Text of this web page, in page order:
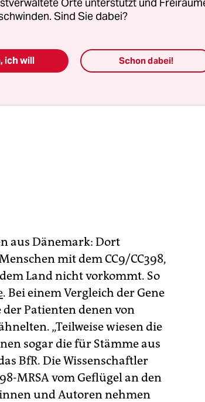
aus Dänemark: Dort
mit dem CC9/CC398,
Land nicht vorkommt. So
. Bei einem Vergleich der Gene
der Patienten denen von
„Teilweise wiesen die
sogar die für Stämme aus
BfR. Die Wissenschaftler
MRSA vom Geflügel an den
und Autoren nehmen
Sind Sie dabei?
ich will Schon dabei!